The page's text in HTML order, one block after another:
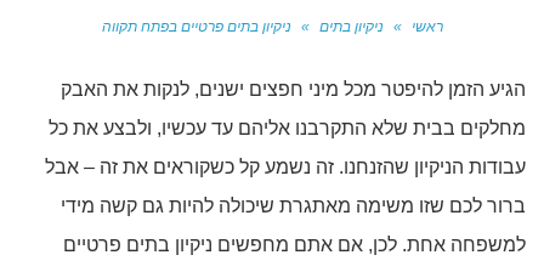
ראשי » ניקיון בתים » ניקיון בתים פרטיים בפתח תקווה
הגיע הזמן להיפטר מכל מיני חפצים ישנים, לנקות את האבק
מחלקים בבית שלא התקרבנו אליהם עד עכשיו, ולבצע את כל
עבודות הניקיון שהזנחנו. זה נשמע קל כשקוראים את זה – אבל
ברור לכם שזו משימה מאתגרת שיכולה להיות גם קשה מידי
למשפחה אחת. לכן, אם אתם מחפשים ניקיון בתים פרטיים